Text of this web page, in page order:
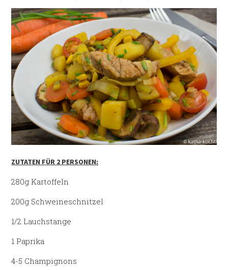
ZUTATEN FÜR 2 PERSONEN:
280g Kartoffeln
200g Schweineschnitzel
1/2 Lauchstange
1 Paprika
4-5 Champignons